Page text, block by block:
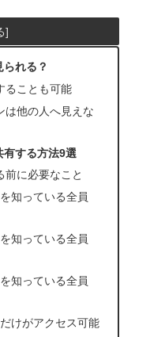
れる？
ることも可能
は他の人へ見えな
有する方法9選
前に必要なこと
知っている全員
知っている全員
知っている全員
けがアクセス可能